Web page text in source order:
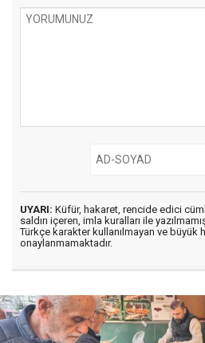
UYARI: Küfür, hakaret, rencide edici
saldırı içeren, imla kuralları ile
Türkçe karakter kullanılmayan ve büyük
onaylanmamaktadır.